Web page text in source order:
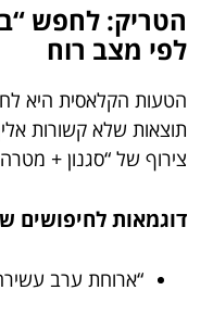
הטריק: לחפש
לפי מצב רוח
תוצאות שלא קשורות
צירוף של “סגנון +
דוגמאות לחיפושים
“ארוחת ערב עשירה